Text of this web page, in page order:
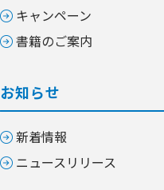
キャンペーン
書籍のご案内
お知らせ
新着情報
ニュースリリース